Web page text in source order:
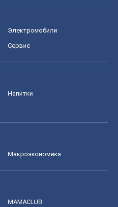
Электромобили
Сервис
Напитки
Mакроэкономика
MAMACLUB